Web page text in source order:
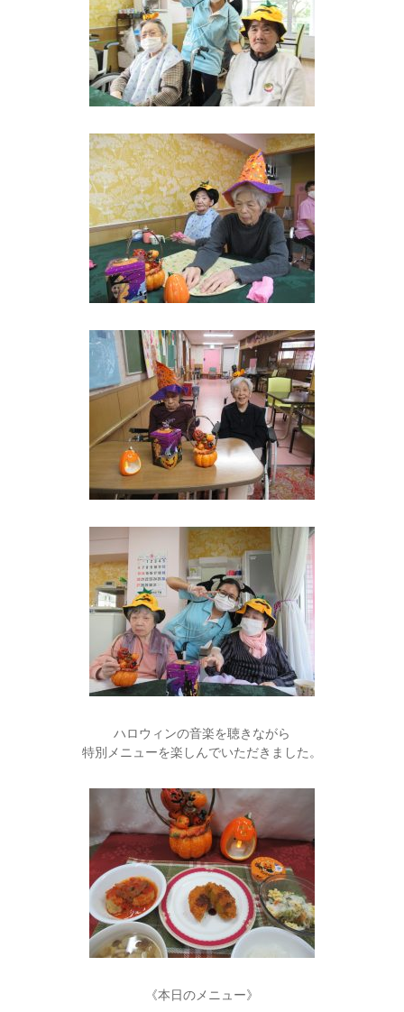
ハロウィンの音楽を聴きながら
特別メニューを楽しんでいただきました。
《本日のメニュー》